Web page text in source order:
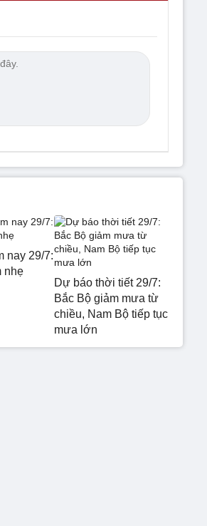
nay 29/7:
nhẹ
Dự báo thời tiết 29/7:
Bắc Bộ giảm mưa từ
chiều, Nam Bộ tiếp tục
mưa lớn